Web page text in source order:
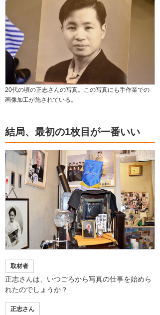
20代の頃の正志さんの写真。この写真にも手作業での
画像加工が施されている。
結局、最初の1枚目が一番いい
取材者
正志さんは、いつごろから写真の仕事を始めら
れたのでしょうか？
正志さん